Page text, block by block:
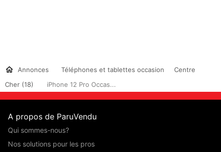
Annonces Téléphones et tablettes occasion
Centre
Cher (18)
iPhone 12 Pro Occas...
A propos de ParuVendu
Qui sommes-nous?
Nos solutions pour les pros